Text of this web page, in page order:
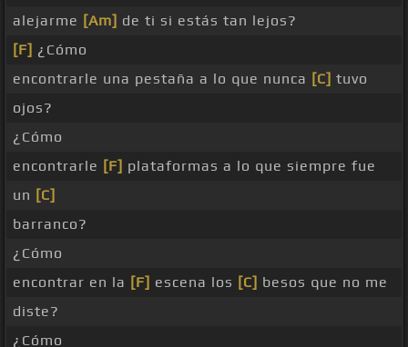
alejarme [Am] de ti si estás tan lejos?
[F] ¿Cómo
encontrarle una pestaña a lo que nunca [C] tuvo
ojos?
¿Cómo
encontrarle [F] plataformas a lo que siempre fue
un [C]
barranco?
¿Cómo
encontrar en la [F] escena los [C] besos que no me
diste?
¿Cómo